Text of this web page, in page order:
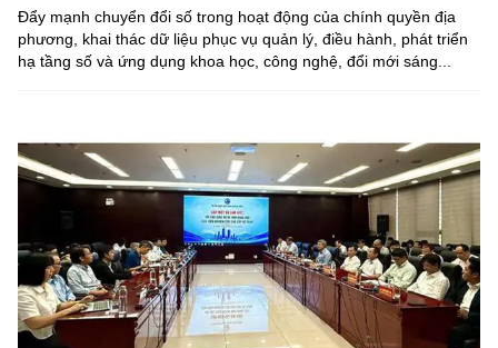
Đẩy mạnh chuyển đổi số trong hoạt động của chính quyền địa
phương, khai thác dữ liệu phục vụ quản lý, điều hành, phát triển
hạ tầng số và ứng dụng khoa học, công nghệ, đổi mới sáng...